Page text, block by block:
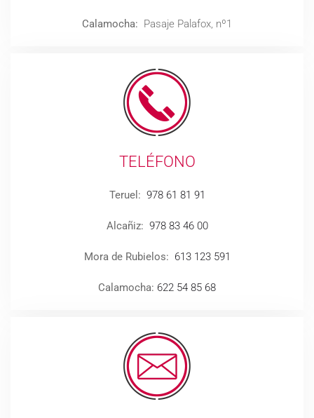
Calamocha: Pasaje Palafox, nº1
TELÉFONO
Teruel: 978 61 81 91
Alcañiz: 978 83 46 00
Mora de Rubielos: 613 123 591
Calamocha: 622 54 85 68